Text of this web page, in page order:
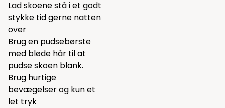
Lad skoene stå i et godt
stykke tid gerne natten
over
Brug en pudsebørste
med bløde hår til at
pudse skoen blank.
Brug hurtige
bevægelser og kun et
let tryk